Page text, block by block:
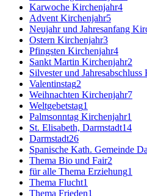
Karwoche Kirchenjahr4
Advent Kirchenjahr5
Neujahr und Jahresanfang
Ostern Kirchenjahr3
Pfingsten Kirchenjahr4
Sankt Martin Kirchenjahr2
Silvester und
Valentinstag2
Weihnachten Kirchenjahr7
Weltgebetstag1
Palmsonntag Kirchenjahr1
St. Elisabeth, Darmstadt14
Darmstadt26
Spanische Kath. Gemeinde
Thema Bio und Fair2
für alle Thema Erziehung1
Thema Flucht1
Thema Frieden1